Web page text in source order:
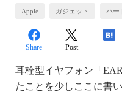
Apple ガジェット ハー
Share Post -
耳栓型イヤフォン「
たことを少しここに書